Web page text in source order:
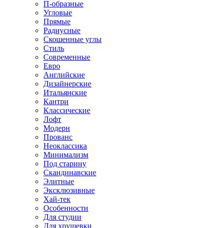
П-образные
Угловые
Прямые
Радиусные
Скошенные углы
Стиль
Современные
Евро
Английские
Дизайнерские
Итальянские
Кантри
Классические
Лофт
Модерн
Прованс
Неоклассика
Минимализм
Под старину
Скандинавские
Элитные
Эксклюзивные
Хай-тек
Особенности
Для студии
Для хрущевки